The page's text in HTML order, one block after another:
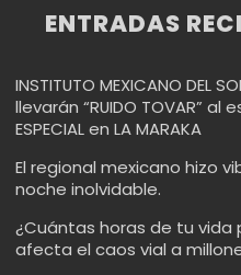
ENTRADAS
INSTITUTO MEXICANO DEL
llevarán “RUIDO TOVAR” al
ESPECIAL en LA MARAKA
El regional mexicano hizo
noche inolvidable.
¿Cuántas horas de tu vida
afecta el caos vial a